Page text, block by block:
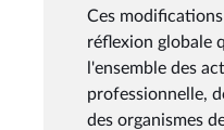
Ces
réflexion globale
l'ensemble des
professionnelle,
des organismes